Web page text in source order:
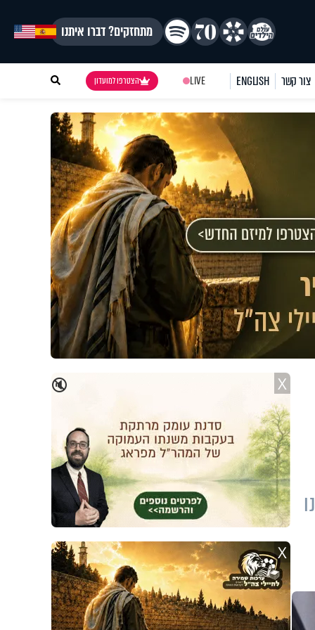
מתחזקים? דברו איתנו
צור קשר ENGLISH
LIVE הצטרפו למועדון
🔇 X
X